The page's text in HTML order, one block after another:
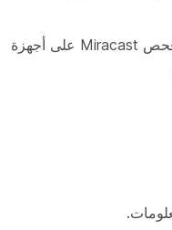
(اسم البث) كما يظهر في قائمة فحص Miracast على أجهزة